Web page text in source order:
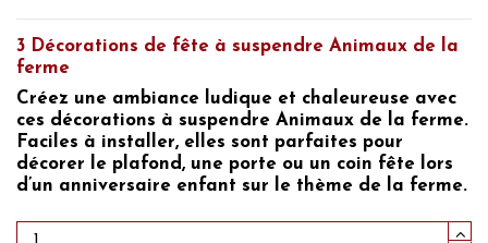
3 Décorations de fête à suspendre Animaux de la
ferme
Créez une ambiance ludique et chaleureuse avec
ces décorations à suspendre Animaux de la ferme.
Faciles à installer, elles sont parfaites pour
décorer le plafond, une porte ou un coin fête lors
d’un anniversaire enfant sur le thème de la ferme.